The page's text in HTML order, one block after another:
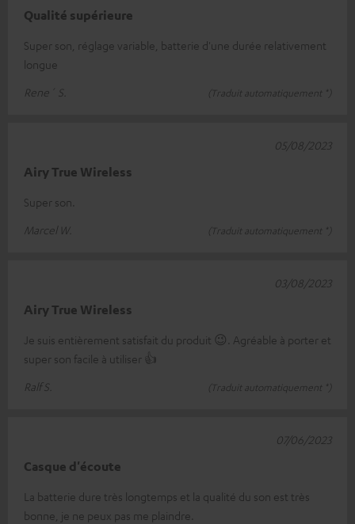
Qualité supérieure
Super son, réglage variable, batterie d'une durée relativement
longue
Rene´ S.
(Traduit automatiquement *)
Airy True Wireless
Super son.
Marcel W.
(Traduit automatiquement *)
05/08/2023
Airy True Wireless
Je suis entièrement satisfait du produit 😉. Agréable à porter et
super son facile à utiliser 👍
Ralf S.
(Traduit automatiquement *)
03/08/2023
Casque d'écoute
La batterie dure très longtemps et la qualité du son est très
bonne, je ne peux pas me plaindre.
07/06/2023